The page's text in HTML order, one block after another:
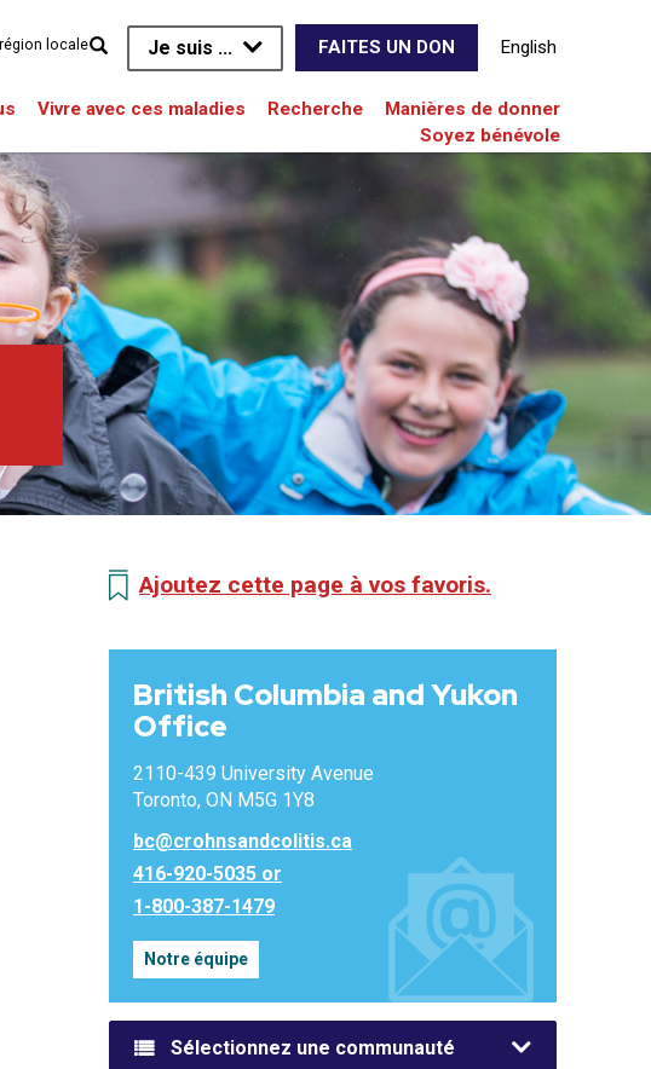
Je suis ... FAITES UN DON English
Vivre avec ces maladies Recherche
Manières de donner
Soyez bénévole
locale
Ajoutez cette page à vos favoris.
British Columbia and Yukon
Office
2110-439 University Avenue
Toronto, ON M5G 1Y8
bc@crohnsandcolitis.ca
416-920-5035 or
1-800-387-1479
Notre équipe
Sélectionnez une communauté